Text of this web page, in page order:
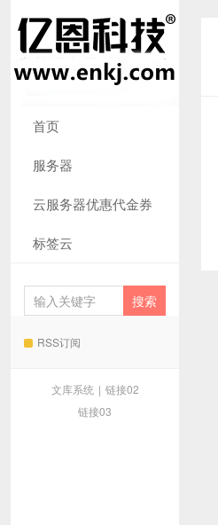
首页
服务器
云服务器优惠代金券
标签云
RSS订阅
文库系统 | 链接02
链接03